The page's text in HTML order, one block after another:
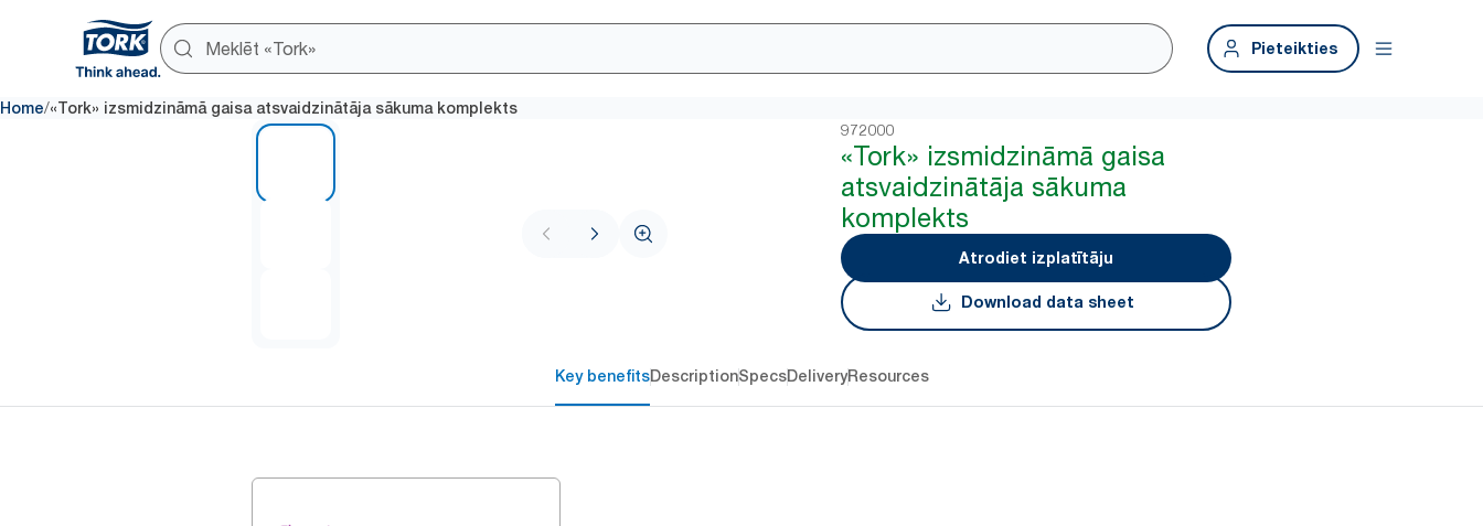
Pieteikties
Home/«Tork» izsmidzināmā gaisa atsvaidzinātāja sākuma komplekts
972000
«Tork» izsmidzināmā gaisa
atsvaidzinātāja sākuma
komplekts
Atrodiet izplatītāju
Download data sheet
Key benefitsDescriptionSpecsDeliveryResources